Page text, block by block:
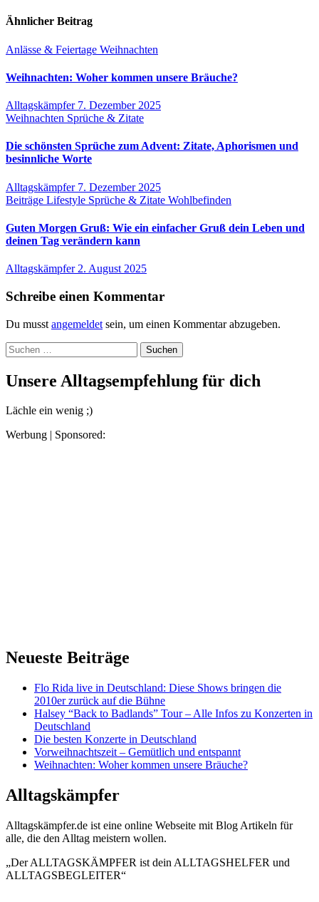
Ähnlicher Beitrag
Anlässe & Feiertage Weihnachten
Weihnachten: Woher kommen unsere Bräuche?
Alltagskämpfer 7. Dezember 2025
Weihnachten Sprüche & Zitate
Die schönsten Sprüche zum Advent: Zitate, Aphorismen und
besinnliche Worte
Alltagskämpfer 7. Dezember 2025
Beiträge Lifestyle Sprüche & Zitate Wohlbefinden
Guten Morgen Gruß: Wie ein einfacher Gruß dein Leben und
deinen Tag verändern kann
Alltagskämpfer 2. August 2025
Schreibe einen Kommentar
Du musst angemeldet sein, um einen Kommentar abzugeben.
Suchen
nach:
Unsere Alltagsempfehlung für dich
Lächle ein wenig ;)
Werbung | Sponsored:
Neueste Beiträge
Flo Rida live in Deutschland: Diese Shows bringen die
2010er zurück auf die Bühne
Halsey “Back to Badlands” Tour – Alle Infos zu Konzerten in
Deutschland
Die besten Konzerte in Deutschland
Vorweihnachtszeit – Gemütlich und entspannt
Weihnachten: Woher kommen unsere Bräuche?
Alltagskämpfer
Alltagskämpfer.de ist eine online Webseite mit Blog Artikeln für
alle, die den Alltag meistern wollen.
„Der ALLTAGSKÄMPFER ist dein ALLTAGSHELFER und
ALLTAGSBEGLEITER“